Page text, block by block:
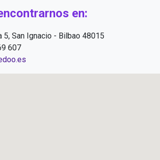
en:
5, San Ignacio - Bilbao 48015
607